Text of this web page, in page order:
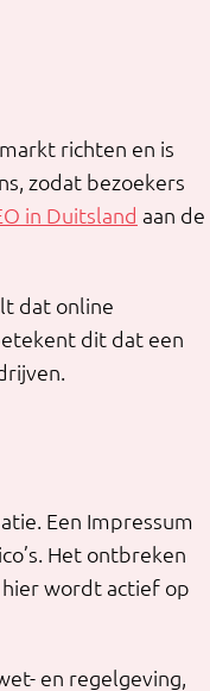
richten en is
zodat bezoekers
in Duitsland aan de
dat online
dit dat een
Een Impressum
Het ontbreken
wordt actief op
en regelgeving,